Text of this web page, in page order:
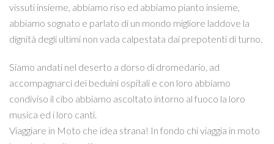
vissuti insieme, abbiamo riso ed abbiamo pianto insieme,
abbiamo sognato e parlato di un mondo migliore laddove la
dignità degli ultimi non vada calpestata dai prepotenti di turno.
Siamo andati nel deserto a dorso di dromedario, ad
accompagnarci dei beduini ospitali e con loro abbiamo
condiviso il cibo abbiamo ascoltato intorno al fuoco la loro
musica ed i loro canti.
Viaggiare in Moto che idea strana! In fondo chi viaggia in moto